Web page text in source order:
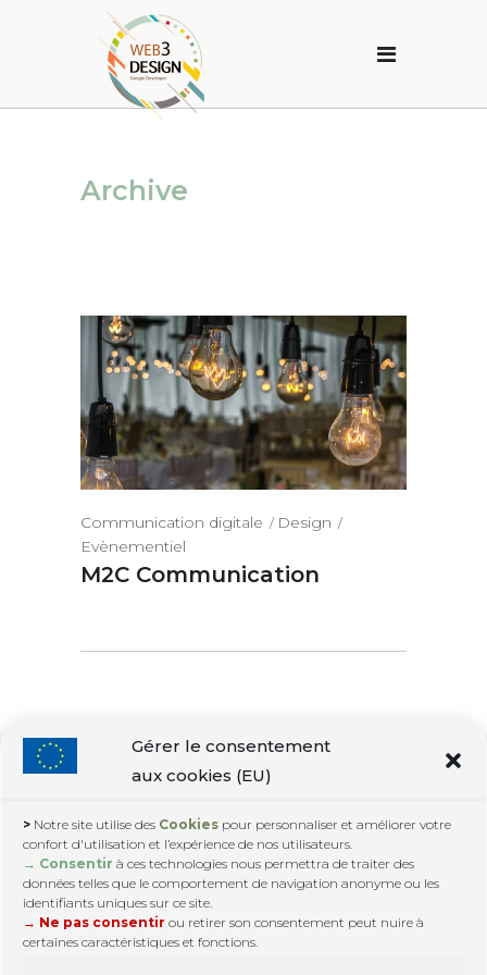
Gérer le consentement
aux cookies (EU)
> Notre site utilise des Cookies pour personnaliser et améliorer votre
confort d'utilisation et l’expérience de nos utilisateurs.
→ Consentir à ces technologies nous permettra de traiter des
données telles que le comportement de navigation anonyme ou les
identifiants uniques sur ce site.
→ Ne pas consentir ou retirer son consentement peut nuire à
certaines caractéristiques et fonctions.
Archive
Communication digitale
Design
Evènementiel
M2C Communication
Contactez nous :google@web3-design.info
+33.6.15.82.30.72
© Copyright 2007. Tous droits réservés.